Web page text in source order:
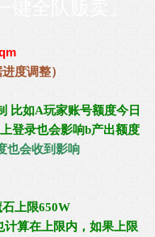
度调整）
比如A玩家账号额度今日
登录也会影响b产出额度
也会收到影响
上限650W
算在上限内，如果上限